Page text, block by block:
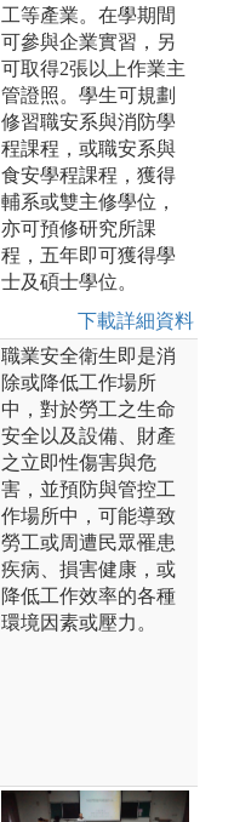
工等產業。在學期間
可參與企業實習，另
可取得2張以上作業主
管證照。學生可規劃
修習職安系與消防學
程課程，或職安系與
食安學程課程，獲得
輔系或雙主修學位，
亦可預修研究所課
程，五年即可獲得學
士及碩士學位。
下載詳細資料
職業安全衛生即是消
除或降低工作場所
中，對於勞工之生命
安全以及設備、財產
之立即性傷害與危
害，並預防與管控工
作場所中，可能導致
勞工或周遭民眾罹患
疾病、損害健康，或
降低工作效率的各種
環境因素或壓力。